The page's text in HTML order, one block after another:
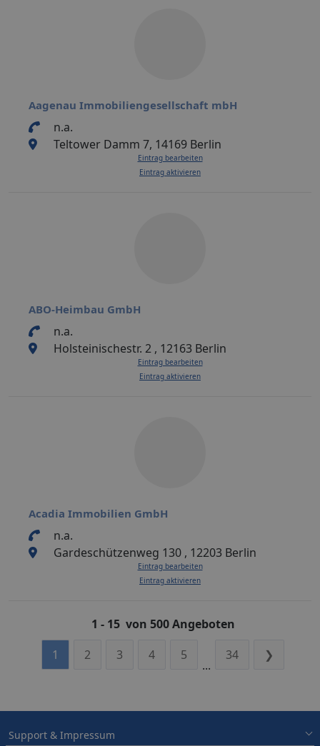
Aagenau Immobiliengesellschaft mbH
n.a.
Teltower Damm 7, 14169 Berlin
Eintrag bearbeiten
Eintrag aktivieren
ABO-Heimbau GmbH
n.a.
Holsteinischestr. 2 , 12163 Berlin
Eintrag bearbeiten
Eintrag aktivieren
Acadia Immobilien GmbH
n.a.
Gardeschützenweg 130 , 12203 Berlin
Eintrag bearbeiten
Eintrag aktivieren
1 - 15 von 500 Angeboten
1
2 3 4 5
...
34 ❯
Support & Impressum